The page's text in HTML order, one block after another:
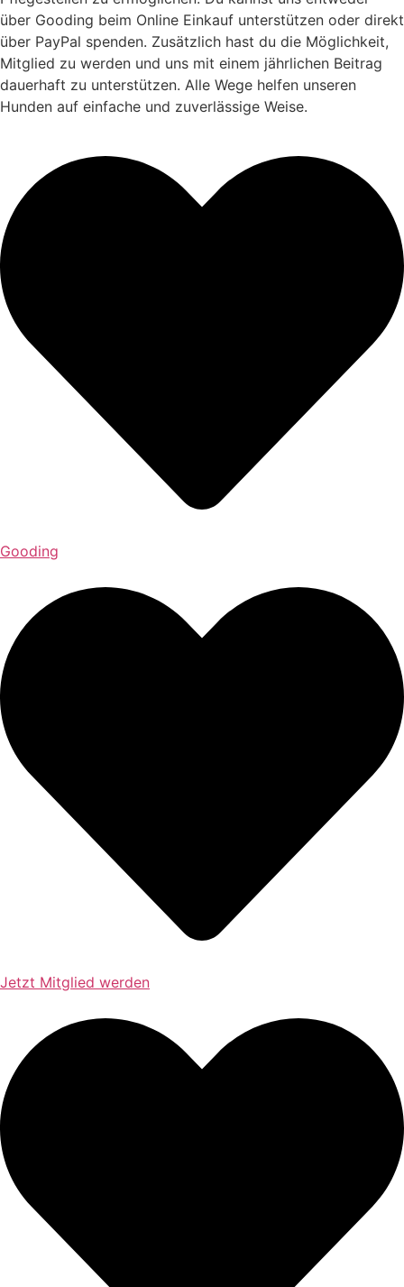
über Gooding beim Online Einkauf unterstützen oder direkt
über PayPal spenden. Zusätzlich hast du die Möglichkeit,
Mitglied zu werden und uns mit einem jährlichen Beitrag
dauerhaft zu unterstützen. Alle Wege helfen unseren
Hunden auf einfache und zuverlässige Weise.
Gooding
Jetzt Mitglied werden